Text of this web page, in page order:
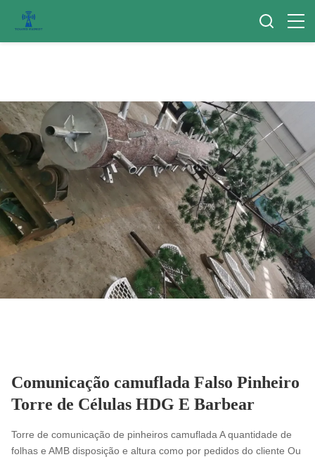
Comunicação camuflada Falso Pinheiro
Torre de Células HDG E Barbear
Torre de comunicação de pinheiros camuflada A quantidade de
folhas e AMB disposição e altura como por pedidos do cliente Ou